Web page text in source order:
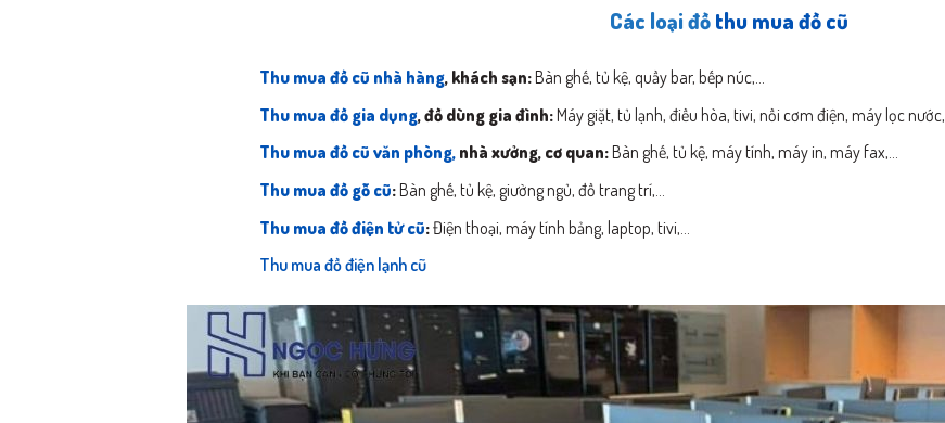
Các loại đồthu mua đồ cũ
Thu mua đồ cũ nhà hàng, khách sạn:Bàn ghế, tủ kệ, quầy bar, bếp núc,…
Thu mua đồ gia dụng, đồ dùng gia đình:Máy giặt, tủ lạnh, điều hòa, tivi, nồi cơm điện, máy lọc nước,…
Thu mua đồ cũ văn phòng, nhà xưởng, cơ quan:Bàn ghế, tủ kệ, máy tính, máy in, máy fax,…
Thu mua đồ gỗ cũ:Bàn ghế, tủ kệ, giường ngủ, đồ trang trí,…
Thu mua đồ điện tử cũ:Điện thoại, máy tính bảng, laptop, tivi,…
Thu mua đồ điện lạnh cũ